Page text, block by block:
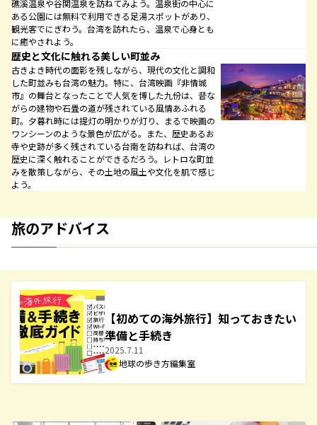
礁溪温泉や谷関温泉を訪ねてみよう。温泉街の中心に
ある公園には無料で利用できる足湯スポットがあり、
観光客でにぎわう。台湾を訪れたら、温泉で心身とも
に癒やされよう。
歴史と文化に触れる美しい町並み
古きよき時代の面影を残しながら、現代の文化と調和
した町並みも台湾の魅力。特に、台湾映画『非情城
市』の舞台となったことで人気を博した九份は、昔な
がらの建物や石畳の道が残されている風情あふれる
町。夕暮れ時には提灯の明かりが灯り、まるで映画の
ワンシーンのような景色が広がる。また、歴史あるお
寺や史跡が多く残されている台南を訪ねれば、台湾の
歴史に深く触れることができるだろう。レトロな町並
みを散策しながら、その土地の風土や文化を肌で感じ
よう。
旅のアドバイス
【初めての海外旅行】知っておきたい
準備と手続き
2025.7.11
地球の歩き方編集室